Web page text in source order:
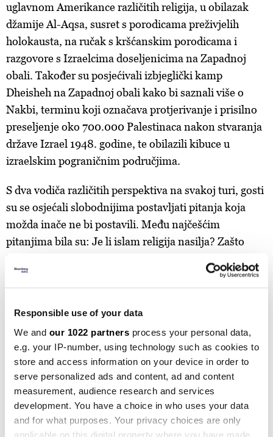
Responsible use of your data
We and our 1022 partners process your personal data,
e.g. your IP-number, using technology such as cookies to
store and access information on your device in order to
serve personalized ads and content, ad and content
measurement, audience research and services
development. You have a choice in who uses your data
and for what purposes. Your privacy choices are only
applicable on this digital property where you have made
uglavnom Amerikance različitih religija, u obilazak
džamije Al-Aqsa, susret s porodicama preživjelih
holokausta, na ručak s kršćanskim porodicama i
razgovore s Izraelcima doseljenicima na Zapadnoj
obali. Također su posjećivali izbjeglički kamp
Dheisheh na Zapadnoj obali kako bi saznali više o
Nakbi, terminu koji označava protjerivanje i prisilno
preseljenje oko 700.000 Palestinaca nakon stvaranja
države Izrael 1948. godine, te obilazili kibuce u
izraelskim pograničnim područjima.
S dva vodiča različitih perspektiva na svakoj turi, gosti
su se osjećali slobodnijima postavljati pitanja koja
možda inače ne bi postavili. Među najčešćim
pitanjima bila su: Je li islam religija nasilja? Zašto
Palestinci jednostavno ne odu u drugu zemlju? Je li
holokaust stvarno postojao?
Pomegranate suočit će se s većim izazovima i
opasnijim dezinformacijama, posebno zbog širenja
lažnih narativa na društvenim mrežama. Samo u SAD-
u, te vrste narativa stajale su iza više od 10.000
antisemitskih incidenata između 7. oktobra 2023. i
24. septembra 2024., prema Ligi za borbu protiv
klevete. Slično tome, 8.061 pritužba zbog